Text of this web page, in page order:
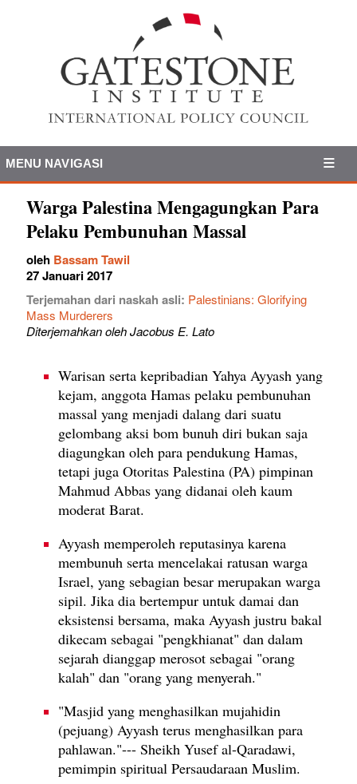
MENU NAVIGASI
Warga Palestina Mengagungkan Para
Pelaku Pembunuhan Massal
oleh Bassam Tawil
27 Januari 2017
Terjemahan dari naskah asli: Palestinians: Glorifying
Mass Murderers
Diterjemahkan oleh Jacobus E. Lato
Warisan serta kepribadian Yahya Ayyash yang
kejam, anggota Hamas pelaku pembunuhan
massal yang menjadi dalang dari suatu
gelombang aksi bom bunuh diri bukan saja
diagungkan oleh para pendukung Hamas,
tetapi juga Otoritas Palestina (PA) pimpinan
Mahmud Abbas yang didanai oleh kaum
moderat Barat.
Ayyash memperoleh reputasinya karena
membunuh serta mencelakai ratusan warga
Israel, yang sebagian besar merupakan warga
sipil. Jika dia bertempur untuk damai dan
eksistensi bersama, maka Ayyash justru bakal
dikecam sebagai "pengkhianat" dan dalam
sejarah dianggap merosot sebagai "orang
kalah" dan "orang yang menyerah."
"Masjid yang menghasilkan mujahidin
(pejuang) Ayyash terus menghasilkan para
pahlawan."--- Sheikh Yusef al-Qaradawi,
pemimpin spiritual Persaudaraan Muslim.